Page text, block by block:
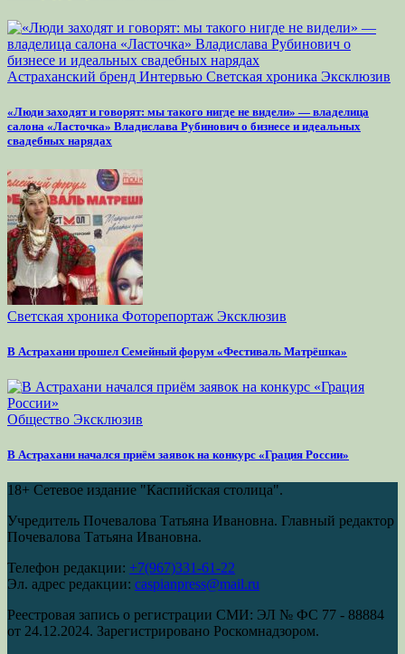
Астраханский бренд Интервью Светская хроника Эксклюзив
«Люди заходят и говорят: мы такого нигде не видели» — владелица
салона «Ласточка» Владислава Рубинович о бизнесе и идеальных
свадебных нарядах
Светская хроника Фоторепортаж Эксклюзив
В Астрахани прошел Семейный форум «Фестиваль Матрёшка»
Общество Эксклюзив
В Астрахани начался приём заявок на конкурс «Грация России»
18+ Сетевое издание "Каспийская столица".
Учредитель Почевалова Татьяна Ивановна. Главный редактор
Почевалова Татьяна Ивановна.
Телефон редакции: +7(967)331-61-22
Эл. адрес редакции: caspianpress@mail.ru
Реестровая запись о регистрации СМИ: ЭЛ № ФС 77 - 88884
от 24.12.2024. Зарегистрировано Роскомнадзором.